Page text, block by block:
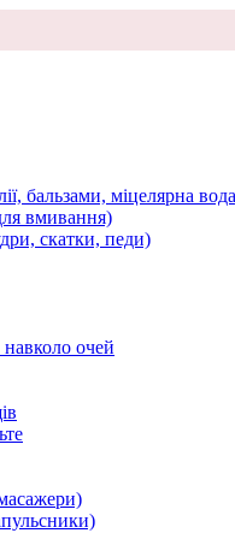
бальзами, міцелярна
вмивання)
скатки, педи)
очей